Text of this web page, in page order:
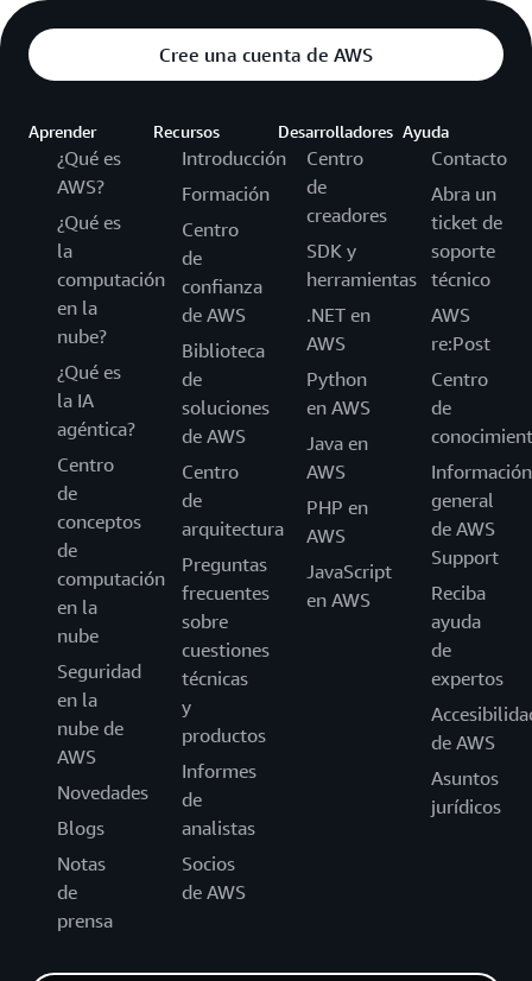
Cree una cuenta de AWS
Aprender
¿Qué es
AWS?
¿Qué es
la
computación
en la
nube?
¿Qué es
la IA
agéntica?
Centro
de
conceptos
de
computación
en la
nube
Seguridad
en la
nube de
AWS
Novedades
Blogs
Notas
de
prensa
Recursos
Introducción
Formación
Centro
de
confianza
de AWS
Biblioteca
de
soluciones
de AWS
Centro
de
arquitectura
Preguntas
frecuentes
sobre
cuestiones
técnicas
y
productos
Informes
de
analistas
Socios
de AWS
Desarrolladores
Centro
de
creadores
SDK y
herramientas
.NET en
AWS
Python
en AWS
Java en
AWS
PHP en
AWS
JavaScript
en AWS
Ayuda
Contacto
Abra un
ticket de
soporte
técnico
AWS
re:Post
Centro
de
Información
general
de AWS
Support
Reciba
ayuda
de
expertos
de AWS
Asuntos
jurídicos